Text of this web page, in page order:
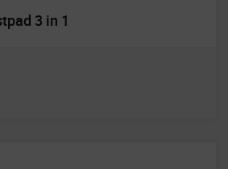
3 in 1